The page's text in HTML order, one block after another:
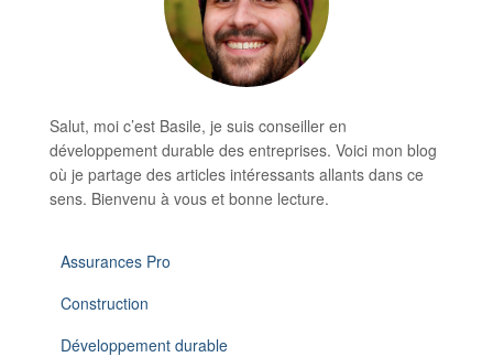
Salut, moi c’est Basile, je suis conseiller en
développement durable des entreprises. Voici mon blog
où je partage des articles intéressants allants dans ce
sens. Bienvenu à vous et bonne lecture.
Assurances Pro
Construction
Développement durable